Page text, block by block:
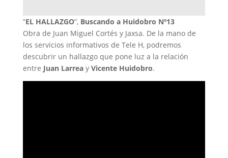
“EL HALLAZGO”, Buscando a Huidobro Nº13
Obra de Juan Miguel Cortés y Jaxsa. De la mano de
los servicios informativos de Tele H, podremos
descubrir un hallazgo que pone luz a la relación
entre Juan Larreay Vicente Huidobro.